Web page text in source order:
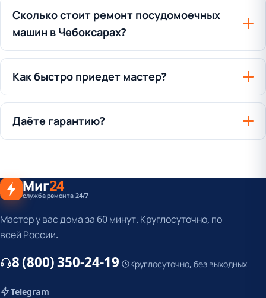
Сколько стоит ремонт посудомоечных
машин в Чебоксарах?
Как быстро приедет мастер?
Даёте гарантию?
Миг24
служба ремонта 24/7
Мастер у вас дома за 60 минут. Круглосуточно, по
всей России.
8 (800) 350-24-19 Круглосуточно, без выходных
Telegram